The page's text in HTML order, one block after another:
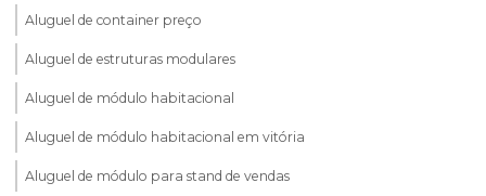
Aluguel de container preço
Aluguel de estruturas modulares
Aluguel de módulo habitacional
Aluguel de módulo habitacional em vitória
Aluguel de módulo para stand de vendas